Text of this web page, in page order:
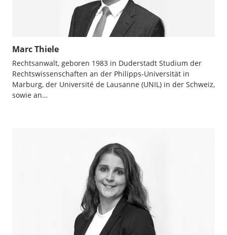
Marc Thiele
Rechtsanwalt, geboren 1983 in Duderstadt Studium der
Rechtswissenschaften an der Philipps-Universität in
Marburg, der Université de Lausanne (UNIL) in der Schweiz,
sowie an…